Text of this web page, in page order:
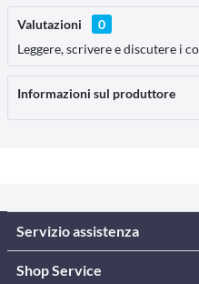
Valutazioni
0
Leggere, scrivere e discutere i
Informazioni sul produttore
Servizio assistenza
Shop Service